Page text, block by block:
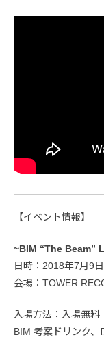
【イベント情報】
~BIM “The Beam”
日時：2018年7月9日
会場：TOWER
入場方法：入場無料
BIM 考案ドリンク、